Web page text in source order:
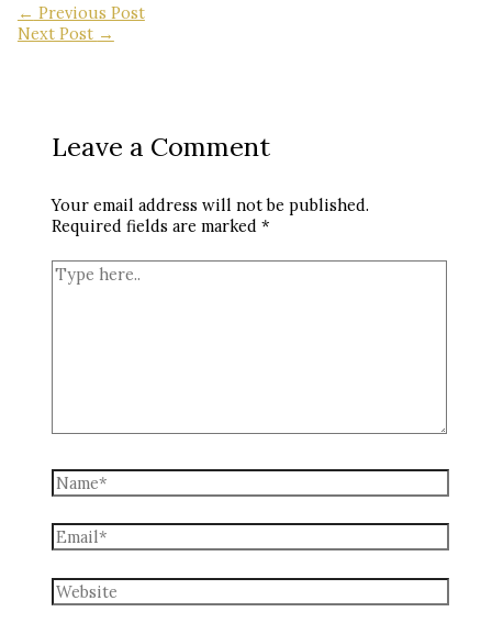
← Previous Post
Next Post →
Leave a Comment
Your email address will not be published.
Required fields are marked*
Type
here..
Name*
Email*
Website